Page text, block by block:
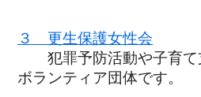
３ 更生保護女性会
犯罪予防活動や子育て
ボランティア団体です。